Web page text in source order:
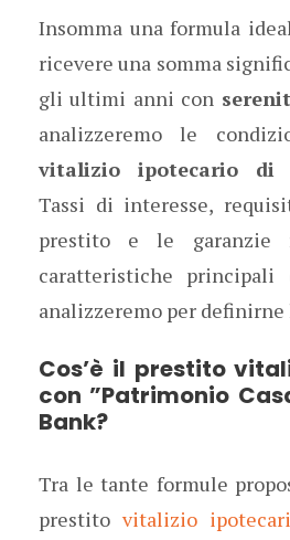
Insomma una formula
ricevere una somma
gli ultimi anni con
analizzeremo le
vitalizio ipotecario di
Tassi di interesse,
prestito e le garanzie
caratteristiche
analizzeremo per definirne
Cos’è il prestito
con ”Patrimonio
Bank?
Tra le tante formule
prestito vitalizio